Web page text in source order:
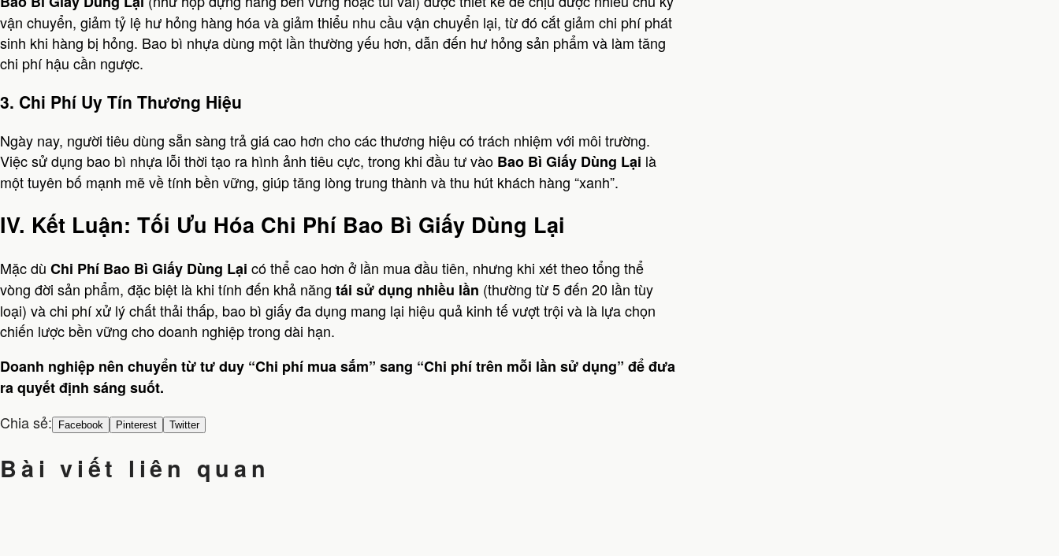
vận chuyển, giảm tỷ lệ hư hỏng hàng hóa và giảm thiểu nhu cầu vận chuyển lại, từ đó cắt giảm chi phí phát
sinh khi hàng bị hỏng. Bao bì nhựa dùng một lần thường yếu hơn, dẫn đến hư hỏng sản phẩm và làm tăng
chi phí hậu cần ngược.
3. Chi Phí Uy Tín Thương Hiệu
Ngày nay, người tiêu dùng sẵn sàng trả giá cao hơn cho các thương hiệu có trách nhiệm với môi trường.
Việc sử dụng bao bì nhựa lỗi thời tạo ra hình ảnh tiêu cực, trong khi đầu tư vào Bao Bì Giấy Dùng Lại là
một tuyên bố mạnh mẽ về tính bền vững, giúp tăng lòng trung thành và thu hút khách hàng “xanh”.
IV. Kết Luận: Tối Ưu Hóa Chi Phí Bao Bì Giấy Dùng Lại
Mặc dù Chi Phí Bao Bì Giấy Dùng Lại có thể cao hơn ở lần mua đầu tiên, nhưng khi xét theo tổng thể
vòng đời sản phẩm, đặc biệt là khi tính đến khả năng tái sử dụng nhiều lần (thường từ 5 đến 20 lần tùy
loại) và chi phí xử lý chất thải thấp, bao bì giấy đa dụng mang lại hiệu quả kinh tế vượt trội và là lựa chọn
chiến lược bền vững cho doanh nghiệp trong dài hạn.
Doanh nghiệp nên chuyển từ tư duy “Chi phí mua sắm” sang “Chi phí trên mỗi lần sử dụng” để đưa
ra quyết định sáng suốt.
Chia sẻ:
Facebook Pinterest Twitter
Bài viết liên quan